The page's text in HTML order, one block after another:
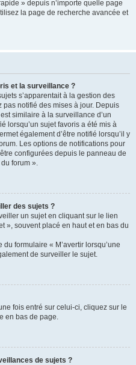
» depuis n’importe quelle page
la page de recherche avancée et
et la surveillance ?
s’apparentait à la gestion des
pas notifié des mises à jour. Depuis
similaire à la surveillance d’un
lorsqu’un sujet favoris a été mis à
également d’être notifié lorsqu’il y
Les options de notifications pour
configurées depuis le panneau de
du forum ».
des sujets ?
un sujet en cliquant sur le lien
», souvent placé en haut et en bas du
formulaire « M’avertir lorsqu’une
de surveiller le sujet.
fois entré sur celui-ci, cliquez sur le
en bas de page.
de sujets ?